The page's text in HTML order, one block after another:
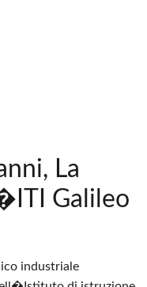
La
Galileo
industriale